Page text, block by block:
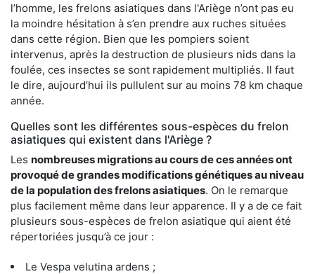
l’homme, les frelons asiatiques dans l'Ariège n’ont pas eu
la moindre hésitation à s’en prendre aux ruches situées
dans cette région. Bien que les pompiers soient
intervenus, après la destruction de plusieurs nids dans la
foulée, ces insectes se sont rapidement multipliés. Il faut
le dire, aujourd’hui ils pullulent sur au moins 78 km chaque
année.
Quelles sont les différentes sous-espèces du frelon
asiatiques qui existent dans l'Ariège ?
Les nombreuses migrations au cours de ces années ont
provoqué de grandes modifications génétiques au niveau
de la population des frelons asiatiques. On le remarque
plus facilement même dans leur apparence. Il y a de ce fait
plusieurs sous-espèces de frelon asiatique qui aient été
répertoriées jusqu’à ce jour :
Le Vespa velutina ardens ;